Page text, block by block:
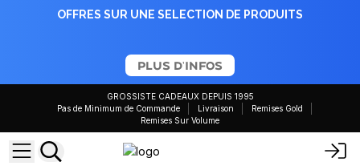
OFFRES SUR UNE SELECTION DE PRODUITS
PLUS D'INFOS
GROSSISTE CADEAUX DEPUIS 1995
Pas de Minimum de Commande
Livraison
Remises Gold
Remises Sur Volume